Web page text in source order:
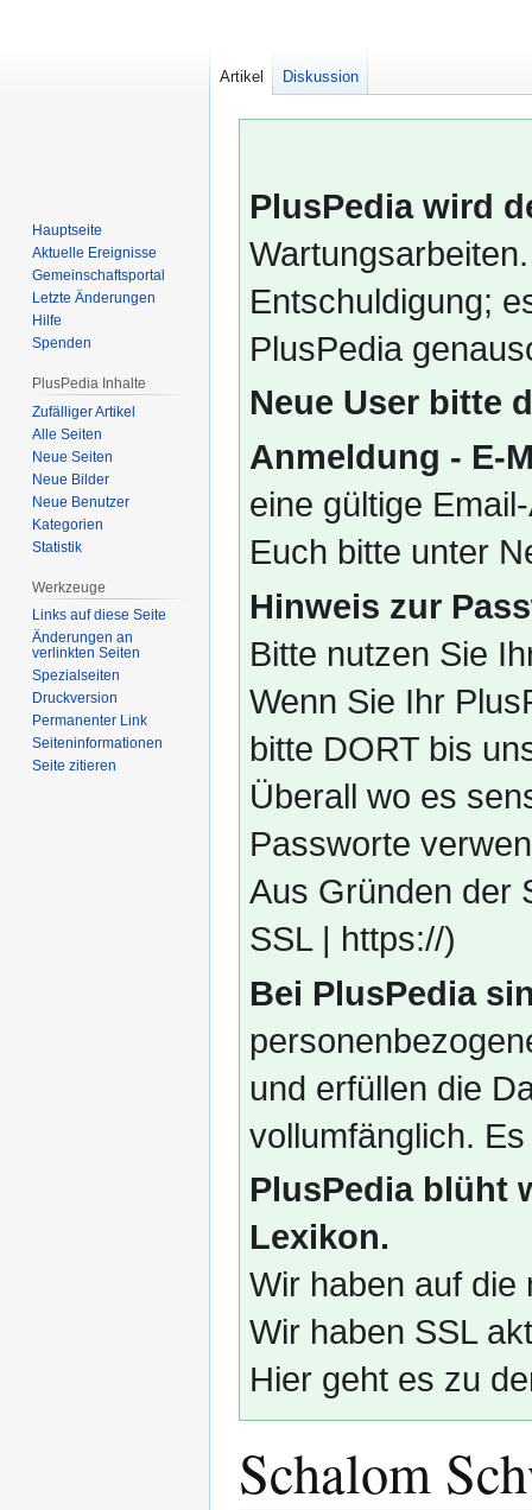
PlusPedia wird
Entschuldigung;
PlusPedia
Neue User bitte
Anmeldung - E-
eine gültige
Euch bitte unter
Hinweis zur
Bitte nutzen Sie
Wenn Sie Ihr
bitte DORT bis
Überall wo es
Passworte
Aus Gründen der
SSL | https://)
Bei PlusPedia
und erfüllen die
vollumfänglich.
PlusPedia blüht
Lexikon.
Wir haben auf die
Wir haben SSL
Hier geht es zu
Schalom
Artikel Diskussion
Hauptseite
Aktuelle Ereignisse
Gemeinschafts­portal
Letzte Änderungen
Hilfe
Spenden
PlusPedia Inhalte
Zufälliger Artikel
Alle Seiten
Neue Seiten
Neue Bilder
Neue Benutzer
Kategorien
Statistik
Werkzeuge
Links auf diese Seite
Änderungen an
verlinkten Seiten
Spezialseiten
Druckversion
Permanenter Link
Seiten­­informationen
Seite zitieren